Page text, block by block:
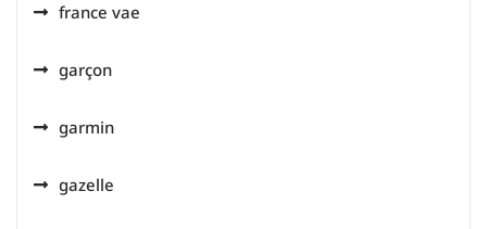
france vae
garçon
garmin
gazelle